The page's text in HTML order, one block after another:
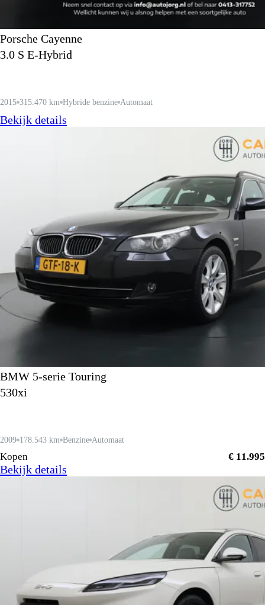
Porsche Cayenne
3.0 S E-Hybrid
2015 315.470 km Hybride benzine Automaat
Bekijk details
BMW 5-serie Touring
530xi
2009 178.543 km Benzine Automaat
Kopen € 11.995
Bekijk details